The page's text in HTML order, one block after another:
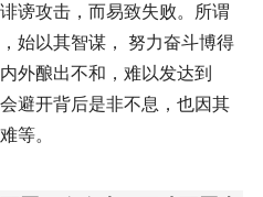
攻击，而易致失败。所谓
始以其智谋， 努力奋斗博得
外酿出不和，难以发达到
避开背后是非不息，也因其
等。